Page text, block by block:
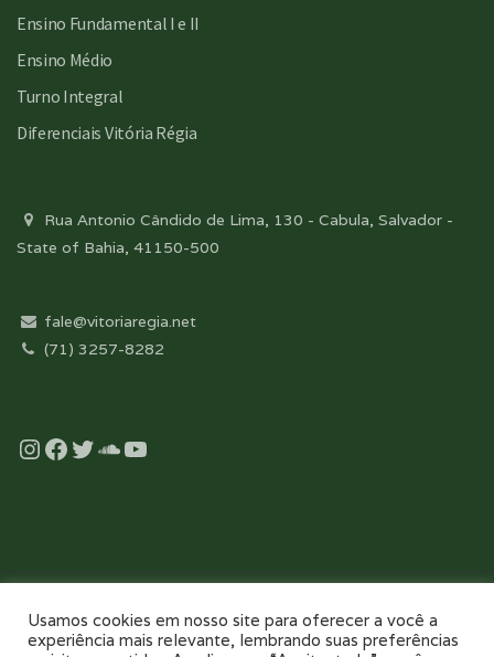
Ensino Fundamental I e II
Ensino Médio
Turno Integral
Diferenciais Vitória Régia
Rua Antonio Cândido de Lima, 130 - Cabula, Salvador -
State of Bahia, 41150-500
fale@vitoriaregia.net
(71) 3257-8282
Instagram
Facebook
Twitter
Soundcloud
YouTube
Desenvolvido com essência pela:
Usamos cookies em nosso site para oferecer a você a
experiência mais relevante, lembrando suas preferências